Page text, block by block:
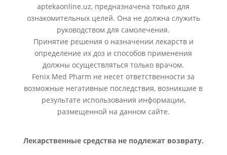
aptekaonline.uz, предназначена только для
ознакомительных целей. Она не должна служить
руководством для самолечения.
Принятие решения о назначении лекарств и
определение их доз и способов применения
должны осуществляться только врачом.
Fenix Med Pharm не несет ответственности за
возможные негативные последствия, возникшие в
результате использования информации,
размещенной на данном сайте.
Лекарственные средства не подлежат возврату.